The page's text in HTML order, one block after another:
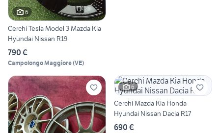
6
Cerchi Tesla Model 3 Mazda Kia
Hyundai Nissan R19
790 €
Campolongo Maggiore(VE)
6
Cerchi Mazda Kia Honda
Hyundai Nissan Dacia R17
690 €